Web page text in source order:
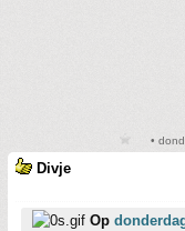
•
Divje
Op